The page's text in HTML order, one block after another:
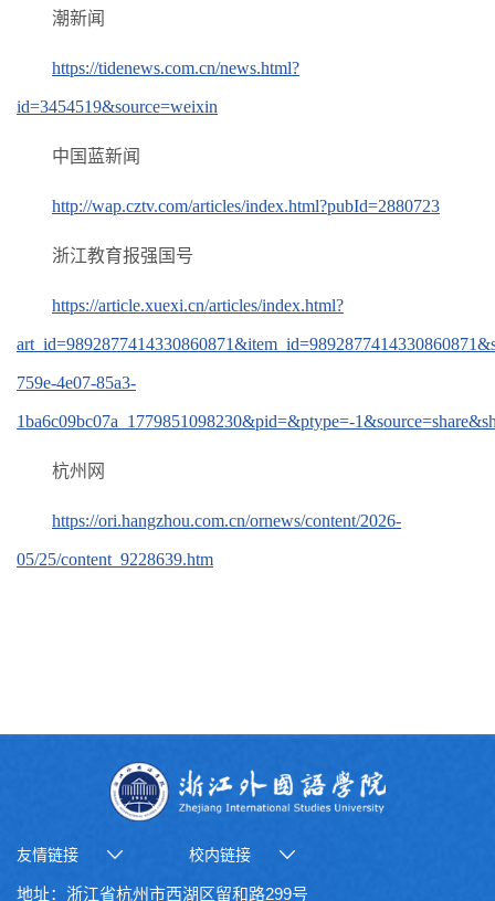
潮新闻
https://tidenews.com.cn/news.html?
id=3454519&source=weixin
中国蓝新闻
http://wap.cztv.com/articles/index.html?pubId=2880723
浙江教育报强国号
https://article.xuexi.cn/articles/index.html?
759e-4e07-85a3-
1ba6c09bc07a_1779851098230&pid=&ptype=-
杭州网
https://ori.hangzhou.com.cn/ornews/content/2026-
05/25/content_9228639.htm
友情链接 校内链接
地址：浙江省杭州市西湖区留和路299号